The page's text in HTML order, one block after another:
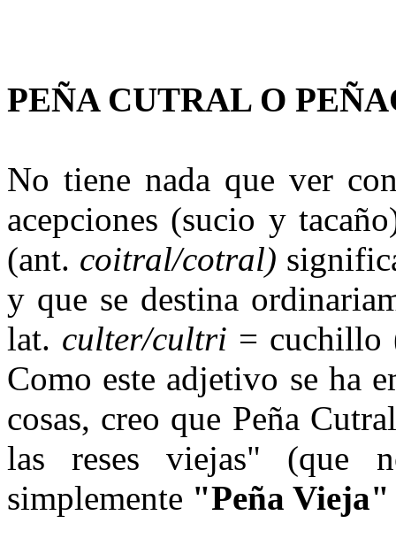
PEÑA CUTRAL O
No tiene nada que ver
acepciones (sucio y
(ant. coitral/cotral)
y que se destina
lat. culter/cultri = cuchillo
Como este adjetivo se ha
cosas, creo que Peña
las reses viejas" (que
simplemente "Peña Vieja"